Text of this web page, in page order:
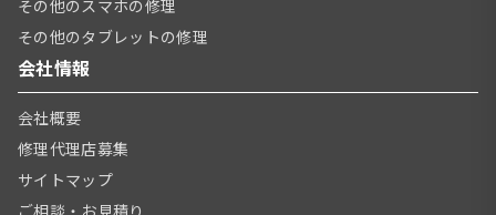
その他のスマホの修理
その他のタブレットの修理
会社情報
会社概要
修理代理店募集
サイトマップ